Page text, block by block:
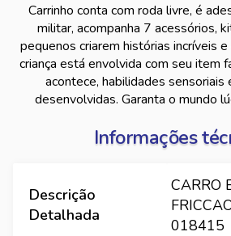
Carrinho conta com roda livre, é
militar, acompanha 7 acessórios,
pequenos criarem histórias incríveis
criança está envolvida com seu item
acontece, habilidades sensoriais
desenvolvidas. Garanta o mundo
Informações
Descrição
Detalhada
CARRO
018415